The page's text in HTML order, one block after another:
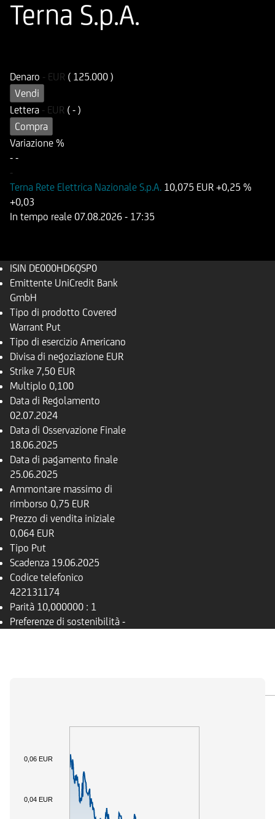
Terna S.p.A.
Denaro - EUR ( 125.000 )
Vendi
Lettera - EUR ( - )
Compra
Variazione %
- -
-
Terna Rete Elettrica Nazionale S.p.A. 10,075 EUR +0,25 %
+0,03
In tempo reale 07.08.2026 - 17:35
ISIN DE000HD6QSP0
Emittente UniCredit Bank
GmbH
Tipo di prodotto Covered
Warrant Put
Tipo di esercizio Americano
Divisa di negoziazione EUR
Strike 7,50 EUR
Multiplo 0,100
Data di Regolamento
02.07.2024
Data di Osservazione Finale
18.06.2025
Data di pagamento finale
25.06.2025
Ammontare massimo di
rimborso 0,75 EUR
Prezzo di vendita iniziale
0,064 EUR
Tipo Put
Scadenza 19.06.2025
Codice telefonico
422131174
Parità 10,000000 : 1
Preferenze di sostenibilità -
0,04 EUR
0,06 EUR